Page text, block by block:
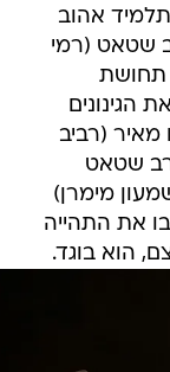
אהוב
שטאט (רמי
תחושת
הגינונים
מאיר (רביב
שטאט
מימרן)
את התהייה
הוא בוגד.